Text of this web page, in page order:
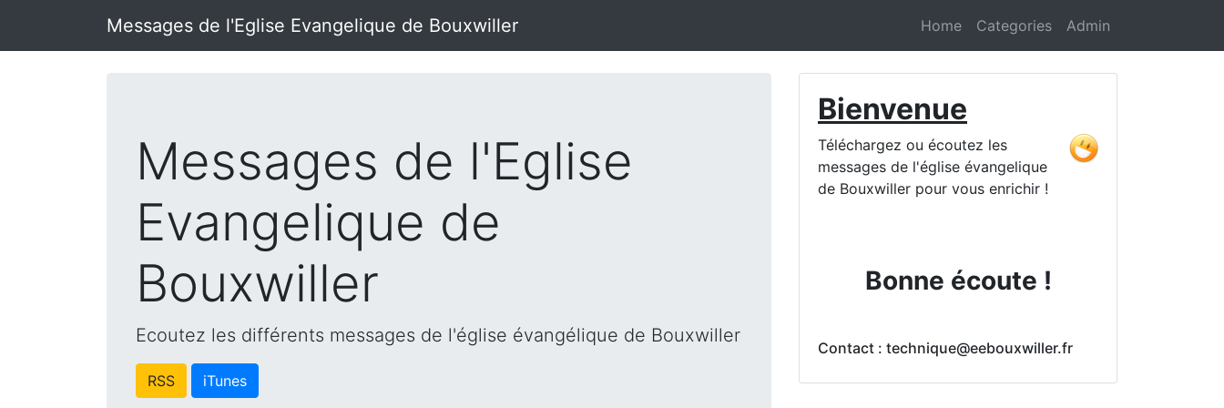
Messages de l'Eglise Evangelique de Bouxwiller Home Categories Admin
Messages de l'Eglise
Evangelique de
Bouxwiller
Ecoutez les différents messages de l'église évangélique de Bouxwiller
RSS iTunes
Bienvenue
Téléchargez ou écoutez les
messages de l'église évangelique
de Bouxwiller pour vous enrichir !
Bonne écoute !
Contact : technique@eebouxwiller.fr